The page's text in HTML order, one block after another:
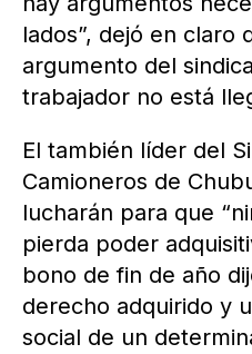
lados”, dejó en claro
argumento del
trabajador no está
El también líder del
Camioneros de
lucharán para que
pierda poder
bono de fin de año
derecho adquirido y
social de un